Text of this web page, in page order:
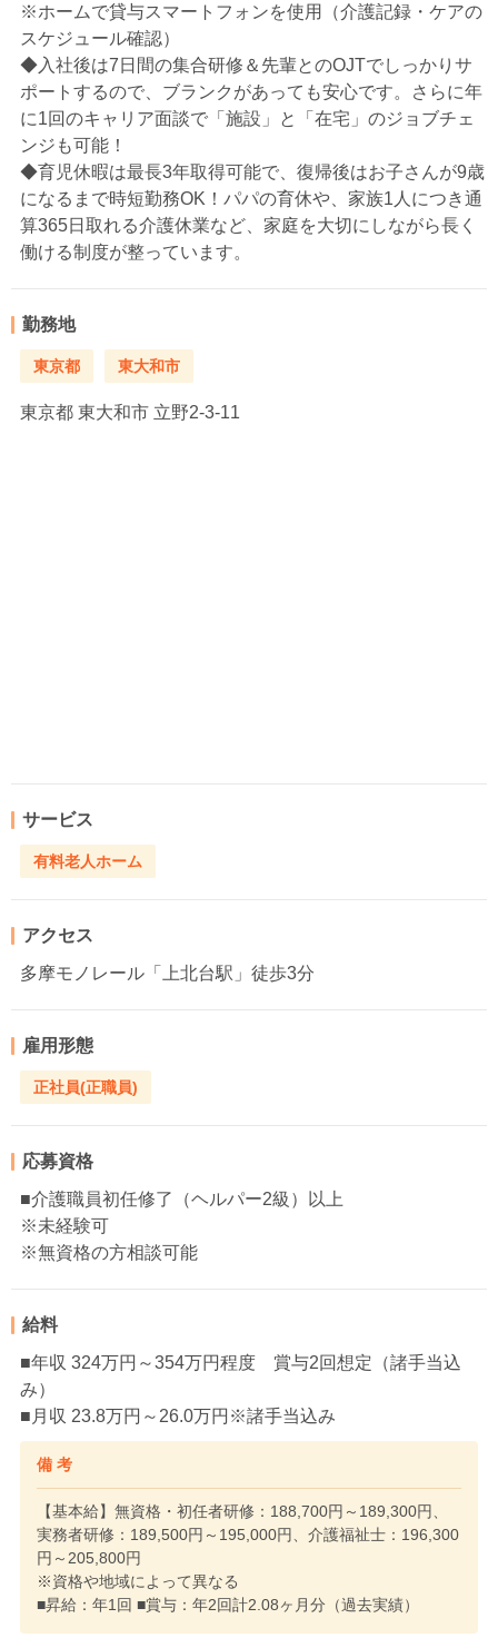
※ホームで貸与スマートフォンを使用（介護記録・ケアの
スケジュール確認）
◆入社後は7日間の集合研修＆先輩とのOJTでしっかりサ
ポートするので、ブランクがあっても安心です。さらに年
に1回のキャリア面談で「施設」と「在宅」のジョブチェ
ンジも可能！
◆育児休暇は最長3年取得可能で、復帰後はお子さんが9歳
になるまで時短勤務OK！パパの育休や、家族1人につき通
算365日取れる介護休業など、家庭を大切にしながら長く
働ける制度が整っています。
勤務地
東京都 東大和市
東京都 東大和市 立野2-3-11
サービス
有料老人ホーム
アクセス
多摩モノレール「上北台駅」徒歩3分
雇用形態
正社員(正職員)
応募資格
■介護職員初任修了（ヘルパー2級）以上
※未経験可
※無資格の方相談可能
給料
■年収 324万円～354万円程度 賞与2回想定（諸手当込
み）
■月収 23.8万円～26.0万円※諸手当込み
備 考
【基本給】無資格・初任者研修：188,700円～189,300円、
実務者研修：189,500円～195,000円、介護福祉士：196,300
円～205,800円
※資格や地域によって異なる
■昇給：年1回 ■賞与：年2回計2.08ヶ月分（過去実績）